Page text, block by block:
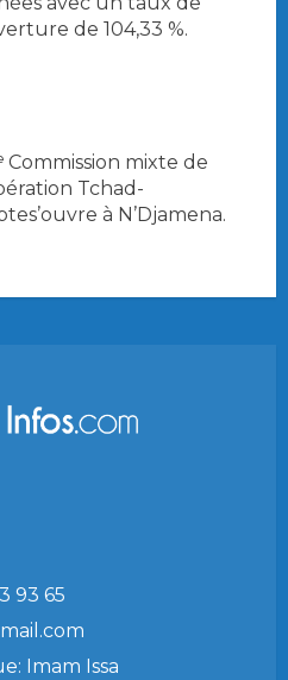
de 104,33 %.
Commission mixte de
Tchad-
à N’Djamena.
93 65
Imam Issa